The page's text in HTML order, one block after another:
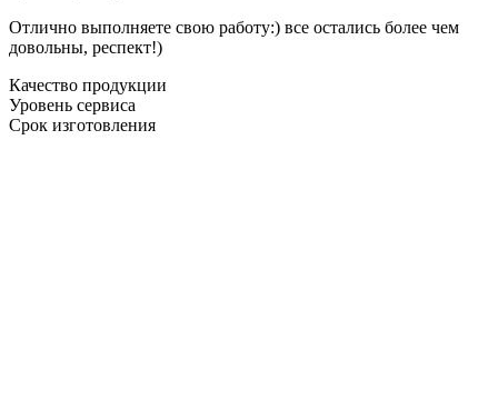
Отлично выполняете свою работу:) все остались более чем
довольны, респект!)
Качество продукции
Уровень сервиса
Срок изготовления